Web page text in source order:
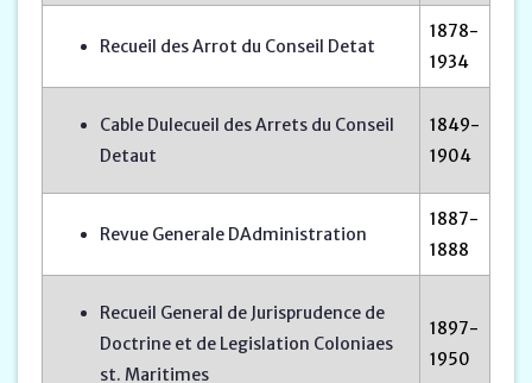
Recueil des Arrot du Conseil Detat
1878-
1934
Cable Dulecueil des Arrets du Conseil
Detaut
1849-
1904
Revue Generale DAdministration
1887-
1888
Recueil General de Jurisprudence de
Doctrine et de Legislation Coloniaes
st. Maritimes
1897-
1950